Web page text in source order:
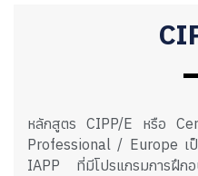
หลักสูตร CIPP/E หรือ
Professional / Europe เป็
IAPP ที่มีโปรแกรมการฝึกอ